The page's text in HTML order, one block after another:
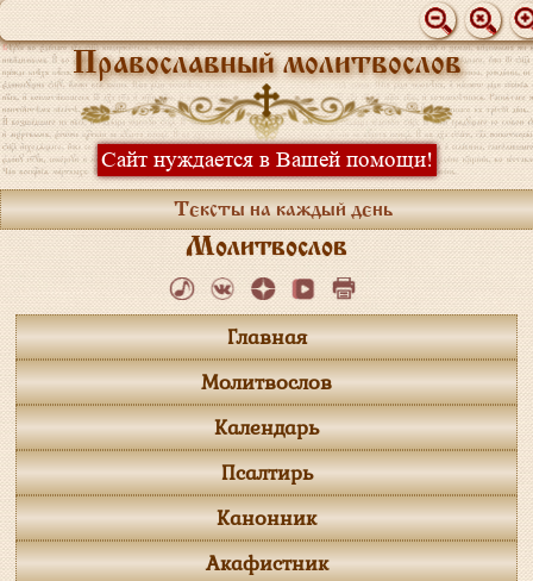
Православный молитвослов
Сайт нуждается в Вашей помощи!
Тексты на каждый день
Молитвослов
Главная
Молитвослов
Календарь
Псалтирь
Канонник
Акафистник